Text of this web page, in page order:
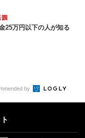
25万円以下の人が知る
by